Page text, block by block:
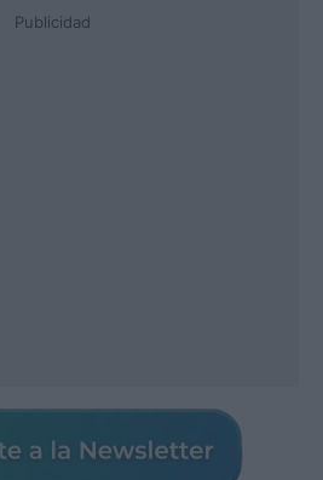
Publicidad